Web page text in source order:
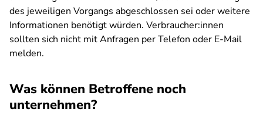
des jeweiligen Vorgangs abgeschlossen sei oder weitere
Informationen benötigt würden. Verbraucher:innen
sollten sich nicht mit Anfragen per Telefon oder E-Mail
melden.
Was können Betroffene noch
unternehmen?